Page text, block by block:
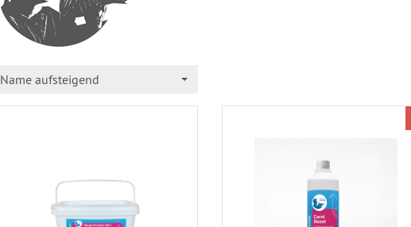
Name aufsteigend